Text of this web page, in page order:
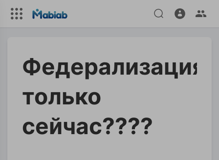
только
сейчас????